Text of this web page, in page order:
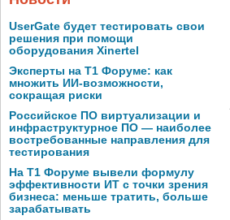
UserGate будет тестировать свои
решения при помощи
оборудования Xinertel
Эксперты на Т1 Форуме: как
множить ИИ-возможности,
сокращая риски
Российское ПО виртуализации и
инфраструктурное ПО — наиболее
востребованные направления для
тестирования
На Т1 Форуме вывели формулу
эффективности ИТ с точки зрения
бизнеса: меньше тратить, больше
зарабатывать